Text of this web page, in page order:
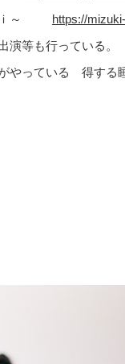
ｋｉ～ https://
演等も行っている。
やっている 得する